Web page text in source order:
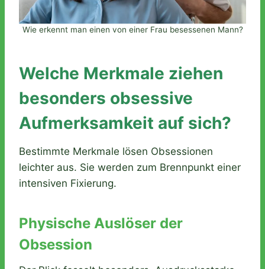
Wie erkennt man einen von einer Frau besessenen Mann?
Welche Merkmale ziehen
besonders obsessive
Aufmerksamkeit auf sich?
Bestimmte Merkmale lösen Obsessionen
leichter aus. Sie werden zum Brennpunkt einer
intensiven Fixierung.
Physische Auslöser der
Obsession